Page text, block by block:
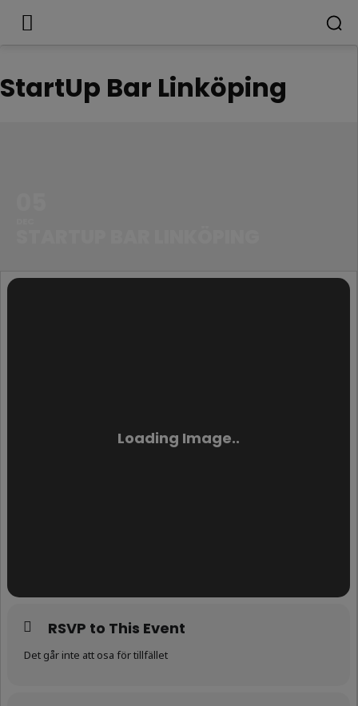
StartUp Bar Linköping
RSVP to This Event
Det går inte att osa för tillfället